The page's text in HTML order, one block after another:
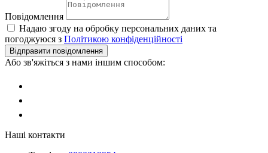
Повідомлення
Надаю згоду на обробку персональних даних та
погоджуюся з Політикою конфіденційності
Відправити повідомлення
Або зв'яжіться з нами іншим способом:
Наші контакти